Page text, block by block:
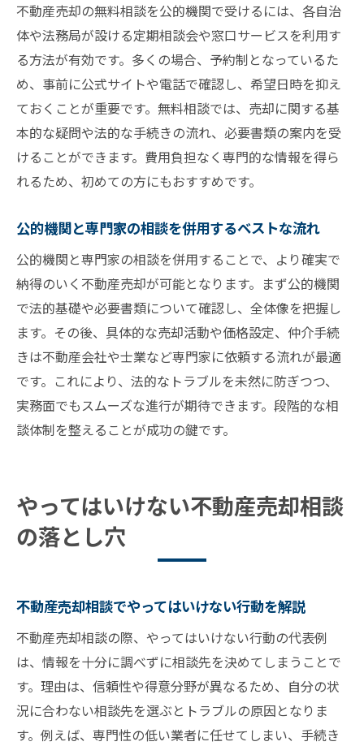
不動産売却の無料相談を公的機関で受けるには、各自治
体や法務局が設ける定期相談会や窓口サービスを利用す
る方法が有効です。多くの場合、予約制となっているた
め、事前に公式サイトや電話で確認し、希望日時を抑え
ておくことが重要です。無料相談では、売却に関する基
本的な疑問や法的な手続きの流れ、必要書類の案内を受
けることができます。費用負担なく専門的な情報を得ら
れるため、初めての方にもおすすめです。
公的機関と専門家の相談を併用するベストな流れ
公的機関と専門家の相談を併用することで、より確実で
納得のいく不動産売却が可能となります。まず公的機関
で法的基礎や必要書類について確認し、全体像を把握し
ます。その後、具体的な売却活動や価格設定、仲介手続
きは不動産会社や士業など専門家に依頼する流れが最適
です。これにより、法的なトラブルを未然に防ぎつつ、
実務面でもスムーズな進行が期待できます。段階的な相
談体制を整えることが成功の鍵です。
やってはいけない不動産売却相談
の落とし穴
不動産売却相談でやってはいけない行動を解説
不動産売却相談の際、やってはいけない行動の代表例
は、情報を十分に調べずに相談先を決めてしまうことで
す。理由は、信頼性や得意分野が異なるため、自分の状
況に合わない相談先を選ぶとトラブルの原因となりま
す。例えば、専門性の低い業者に任せてしまい、手続き